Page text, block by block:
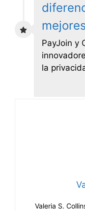
PayJoin y
la
Valeria S.